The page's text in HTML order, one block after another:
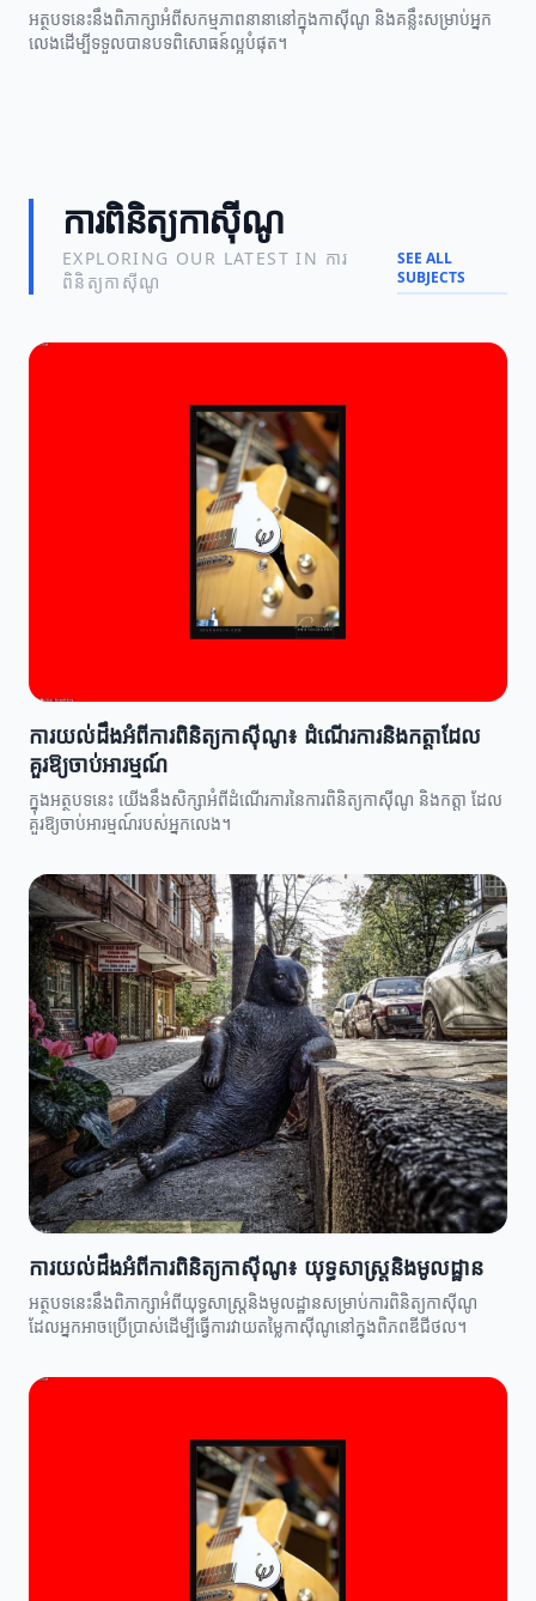
អត្ថបទនេះនឹងពិភាក្សាអំពីសកម្មភាពនានានៅក្នុងកាស៊ីណូ និងគន្លឹះសម្រាប់អ្នក
លេងដើម្បីទទួលបានបទពិសោធន៍ល្អបំផុត។
ការពិនិត្យកាស៊ីណូ
EXPLORING OUR LATEST IN ការ
ពិនិត្យកាស៊ីណូ
SEE ALL
SUBJECTS
ការយល់ដឹងអំពីការពិនិត្យកាស៊ីណូ៖ ដំណើរការនិងកត្តាដែល
គួរឱ្យចាប់អារម្មណ៍
ក្នុងអត្ថបទនេះ យើងនឹងសិក្សាអំពីដំណើរការនៃការពិនិត្យកាស៊ីណូ និងកត្តា ដែល
គួរឱ្យចាប់អារម្មណ៍របស់អ្នកលេង។
ការយល់ដឹងអំពីការពិនិត្យកាស៊ីណូ៖ យុទ្ធសាស្ត្រនិងមូលដ្ឋាន
អត្ថបទនេះនឹងពិភាក្សាអំពីយុទ្ធសាស្ត្រនិងមូលដ្ឋានសម្រាប់ការពិនិត្យកាស៊ីណូ
ដែលអ្នកអាចប្រើប្រាស់ដើម្បីធ្វើការវាយតម្លៃកាស៊ីណូនៅក្នុងពិភពឌីជីថល។